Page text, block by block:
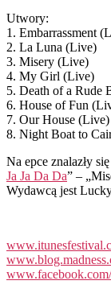
Utwory:
1. Embarrassment
2. La Luna (Live)
3. Misery (Live)
4. My Girl (Live)
5. Death of a Rude
6. House of Fun
7. Our House (Live)
8. Night Boat to
Na epce znalazły
Ja Ja Da Da” –
Wydawcą jest